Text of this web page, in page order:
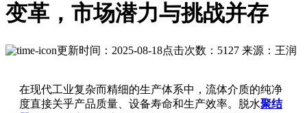
变革，市场潜力与挑战并存
更新时间：2025-08-18点击次数：5127 来源：王润
在现代工业复杂而精细的生产体系中，流体介质的纯净
度直接关乎产品质量、设备寿命和生产效率。脱水聚结